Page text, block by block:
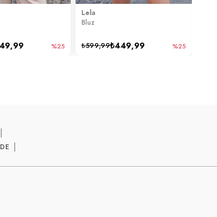
%25
Lela
Bluz
₺449,99
₺599,99 %25